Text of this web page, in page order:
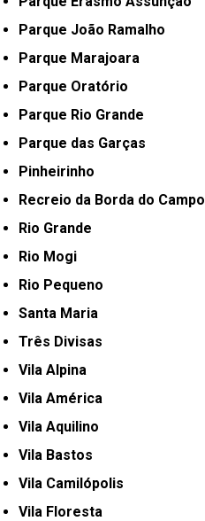
Parque João Ramalho
Parque Marajoara
Parque Oratório
Parque Rio Grande
Parque das Garças
Pinheirinho
Recreio da Borda do Campo
Rio Grande
Rio Mogi
Rio Pequeno
Santa Maria
Três Divisas
Vila Alpina
Vila América
Vila Aquilino
Vila Bastos
Vila Camilópolis
Vila Floresta